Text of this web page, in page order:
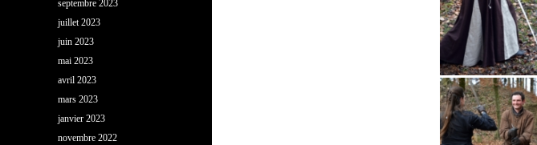
septembre 2023
juillet 2023
juin 2023
mai 2023
avril 2023
mars 2023
janvier 2023
novembre 2022